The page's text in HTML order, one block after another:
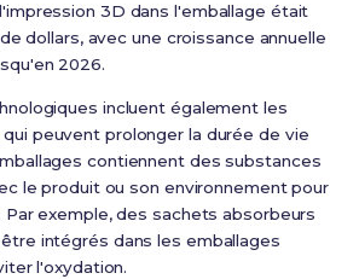
3D dans l'emballage était
dollars, avec une croissance annuelle
2026.
incluent également les
qui peuvent prolonger la durée de vie
contiennent des substances
le produit ou son environnement pour
Par exemple, des sachets absorbeurs
intégrés dans les emballages
l'oxydation.